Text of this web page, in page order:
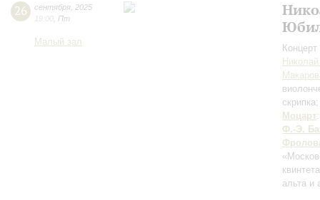
26 сентября 2025
19:00 Пт
Малый зал
Моцарт
Ф.-Э.
альта и